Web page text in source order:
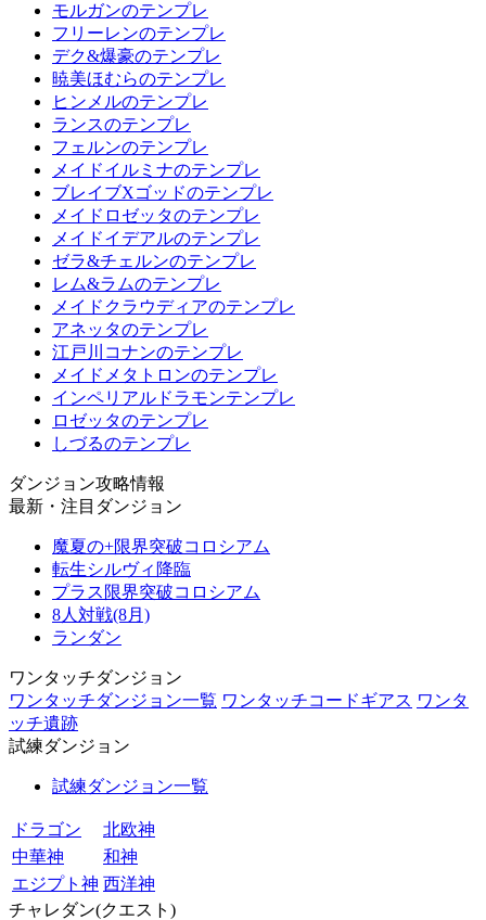
モルガンのテンプレ
フリーレンのテンプレ
デク&爆豪のテンプレ
暁美ほむらのテンプレ
ヒンメルのテンプレ
ランスのテンプレ
フェルンのテンプレ
メイドイルミナのテンプレ
ブレイブXゴッドのテンプレ
メイドロゼッタのテンプレ
メイドイデアルのテンプレ
ゼラ&チェルンのテンプレ
レム&ラムのテンプレ
メイドクラウディアのテンプレ
アネッタのテンプレ
江戸川コナンのテンプレ
メイドメタトロンのテンプレ
インペリアルドラモンテンプレ
ロゼッタのテンプレ
しづるのテンプレ
ダンジョン攻略情報
最新・注目ダンジョン
魔夏の+限界突破コロシアム
転生シルヴィ降臨
プラス限界突破コロシアム
8人対戦(8月)
ランダン
ワンタッチダンジョン
ワンタッチダンジョン一覧 ワンタッチコードギアス ワンタ
ッチ遺跡
試練ダンジョン
試練ダンジョン一覧
ドラゴン
北欧神
中華神
和神
エジプト神 西洋神
チャレダン(クエスト)